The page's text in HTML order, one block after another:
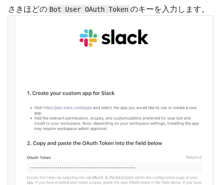
さきほどの Bot User OAuth Token のキーを入力します。